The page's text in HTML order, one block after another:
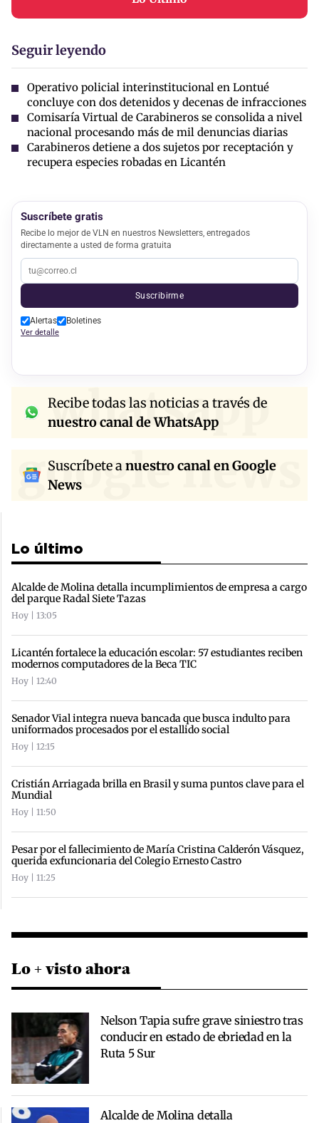
Seguir leyendo
Operativo policial interinstitucional en Lontué
concluye con dos detenidos y decenas de infracciones
Comisaría Virtual de Carabineros se consolida a nivel
nacional procesando más de mil denuncias diarias
Carabineros detiene a dos sujetos por receptación y
recupera especies robadas en Licantén
Suscríbete gratis
Recibe lo mejor de VLN en nuestros Newsletters, entregados
directamente a usted de forma gratuita
Suscribirme
Alertas Boletines
Ver detalle
whatsapp
Recibe todas las noticias a través de
nuestro canal de WhatsApp
google news
Suscríbete anuestro canal en Google
News
Lo último
Alcalde de Molina detalla incumplimientos de empresa a cargo
del parque Radal Siete Tazas
Hoy | 13:05
Licantén fortalece la educación escolar: 57 estudiantes reciben
modernos computadores de la Beca TIC
Hoy | 12:40
Senador Vial integra nueva bancada que busca indulto para
uniformados procesados por el estallido social
Hoy | 12:15
Cristián Arriagada brilla en Brasil y suma puntos clave para el
Mundial
Hoy | 11:50
Pesar por el fallecimiento de María Cristina Calderón Vásquez,
querida exfuncionaria del Colegio Ernesto Castro
Hoy | 11:25
Lo + visto ahora
Nelson Tapia sufre grave siniestro tras
conducir en estado de ebriedad en la
Ruta 5 Sur
Alcalde de Molina detalla